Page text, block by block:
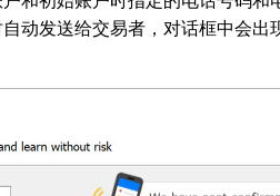
动发送给交易者，对话框中会